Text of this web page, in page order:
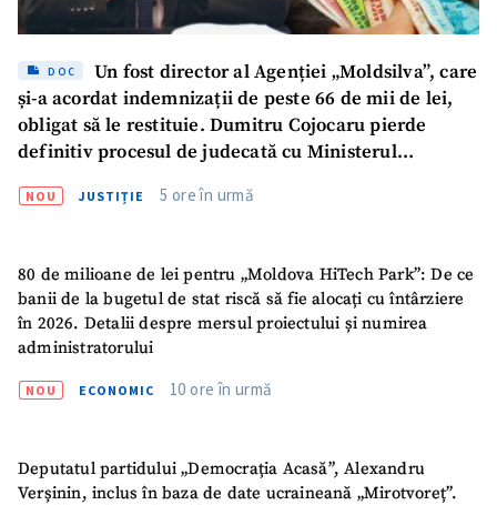
DOC
Un fost director al Agenției „Moldsilva”, care
și-a acordat indemnizații de peste 66 de mii de lei,
obligat să le restituie. Dumitru Cojocaru pierde
definitiv procesul de judecată cu Ministerul
NOU JUSTIȚIE 5 ore în urmă
80 de milioane de lei pentru „Moldova HiTech Park”: De ce
banii de la bugetul de stat riscă să fie alocați cu întârziere
în 2026. Detalii despre mersul proiectului și numirea
administratorului
NOU ECONOMIC 10 ore în urmă
Deputatul partidului „Democrația Acasă”, Alexandru
Verșinin, inclus în baza de date ucraineană „Mirotvoreț”.